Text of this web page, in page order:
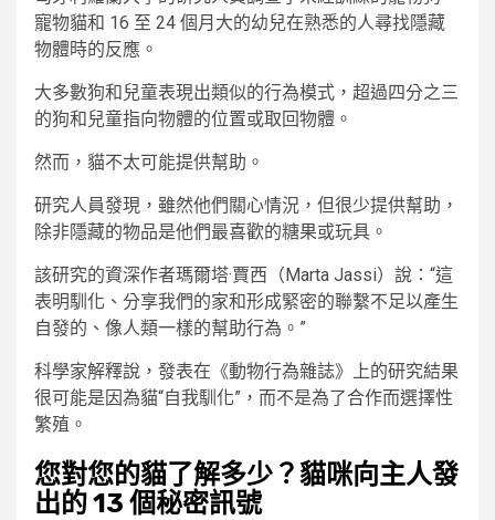
寵物貓和 16 至 24 個月大的幼兒在熟悉的人尋找隱藏
物體時的反應。
大多數狗和兒童表現出類似的行為模式，超過四分之三
的狗和兒童指向物體的位置或取回物體。
然而，貓不太可能提供幫助。
研究人員發現，雖然他們關心情況，但很少提供幫助，
除非隱藏的物品是他們最喜歡的糖果或玩具。
該研究的資深作者瑪爾塔·賈西（Marta Jassi）說：“這
表明馴化、分享我們的家和形成緊密的聯繫不足以產生
自發的、像人類一樣的幫助行為。”
科學家解釋說，發表在《動物行為雜誌》上的研究結果
很可能是因為貓“自我馴化”，而不是為了合作而選擇性
繁殖。
您對您的貓了解多少？貓咪向主人發
出的 13 個秘密訊號